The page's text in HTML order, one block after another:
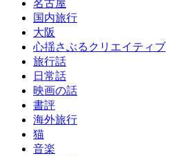
名古屋
国内旅行
大阪
心揺さぶるクリエイティブ
旅行話
日常話
映画の話
書評
海外旅行
猫
音楽